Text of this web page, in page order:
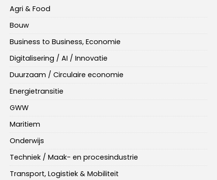
Agri & Food
Bouw
Business to Business, Economie
Digitalisering / AI / Innovatie
Duurzaam / Circulaire economie
Energietransitie
GWW
Maritiem
Onderwijs
Techniek / Maak- en procesindustrie
Transport, Logistiek & Mobiliteit